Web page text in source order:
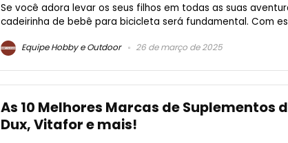
Se você adora levar os seus filhos em todas as suas
cadeirinha de bebê para bicicleta será fundamental. Com
Equipe Hobby e Outdoor 26 de março de 2025
As 10 Melhores Marcas de Suplementos
Dux, Vitafor e mais!